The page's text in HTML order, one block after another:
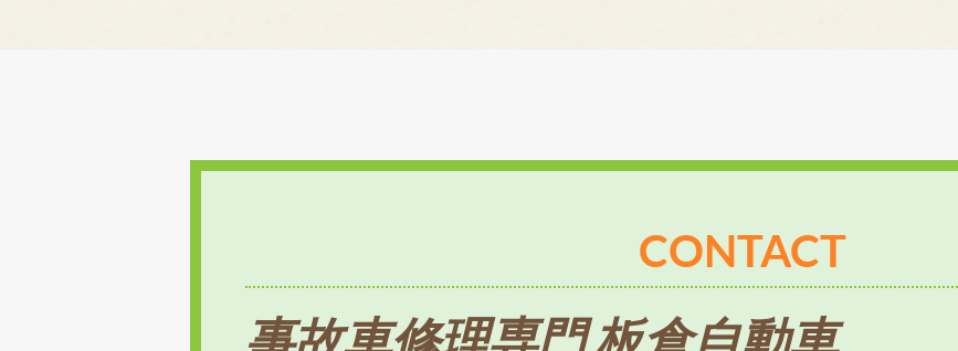
CONTACT
事故車修理専門 板倉自動車